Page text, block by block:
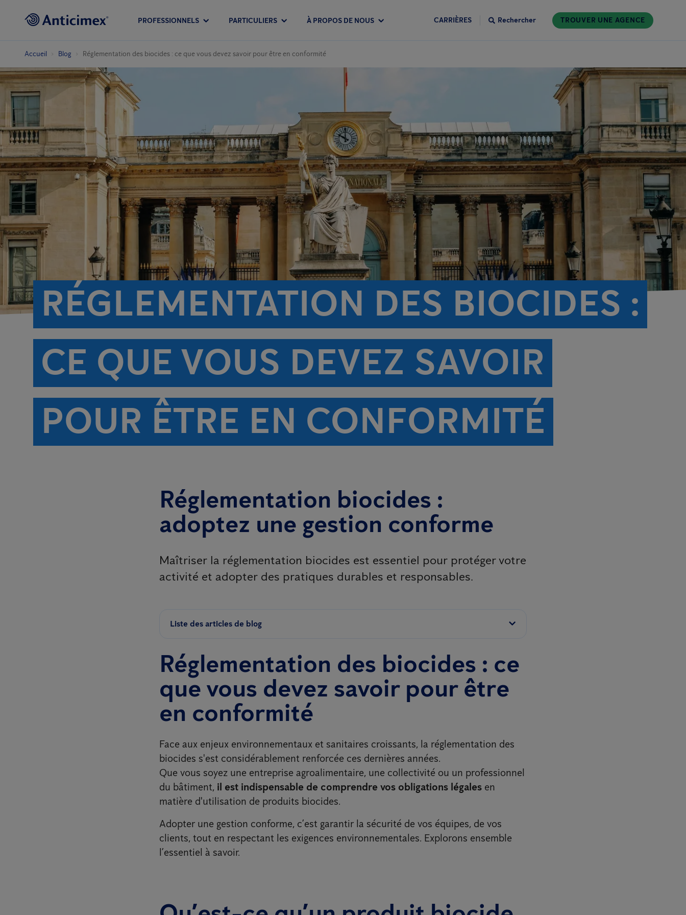
PROFESSIONNELS PARTICULIERS À PROPOS DE NOUS CARRIÈRES Rechercher TROUVER UNE AGENCE
Accueil Blog Réglementation des biocides : ce que vous devez savoir pour être en conformité
RÉGLEMENTATION DES BIOCIDES :
CE QUE VOUS DEVEZ SAVOIR
POUR ÊTRE EN CONFORMITÉ
Réglementation biocides :
adoptez une gestion conforme
Maîtriser la réglementation biocides est essentiel pour protéger votre
activité et adopter des pratiques durables et responsables.
Liste des articles de blog
Réglementation des biocides : ce
que vous devez savoir pour être
en conformité
Face aux enjeux environnementaux et sanitaires croissants, la réglementation des
biocides s'est considérablement renforcée ces dernières années.
Que vous soyez une entreprise agroalimentaire, une collectivité ou un professionnel
du bâtiment, il est indispensable de comprendre vos obligations légales en
matière d'utilisation de produits biocides.
Adopter une gestion conforme, c’est garantir la sécurité de vos équipes, de vos
clients, tout en respectant les exigences environnementales. Explorons ensemble
l’essentiel à savoir.